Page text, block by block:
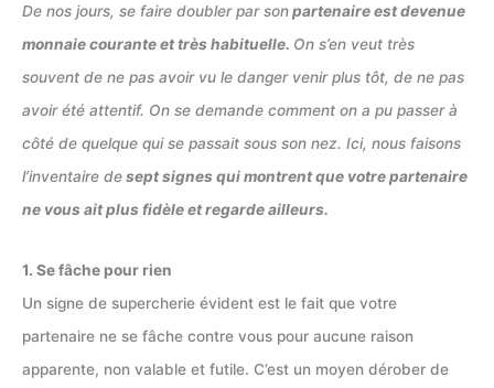
De nos jours, se faire doubler par sonpartenaire est devenue
monnaie courante et très habituelle. On s’en veut très
souvent de ne pas avoir vu le danger venir plus tôt, de ne pas
avoir été attentif. On se demande comment on a pu passer à
côté de quelque qui se passait sous son nez. Ici, nous faisons
l’inventaire desept signes qui montrent que votre partenaire
ne vous ait plus fidèle et regarde ailleurs.
1. Se fâche pour rien
Un signe de supercherie évident est le fait que votre
partenaire ne se fâche contre vous pour aucune raison
apparente, non valable et futile. C’est un moyen dérober de